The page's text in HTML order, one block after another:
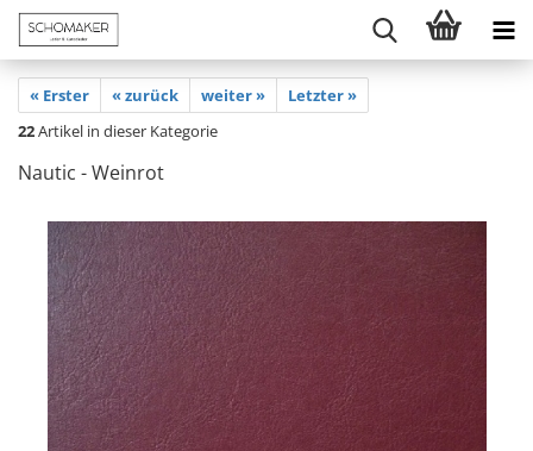
« Erster « zurück weiter »
Letzter »
22Artikel in dieser Kategorie
Nautic - Weinrot